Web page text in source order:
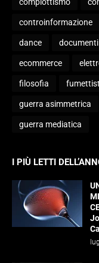
controinformazione
dance documenti
ecommerce
filosofia
guerra asimmetrica
guerra mediatica
I PIÙ LETTI